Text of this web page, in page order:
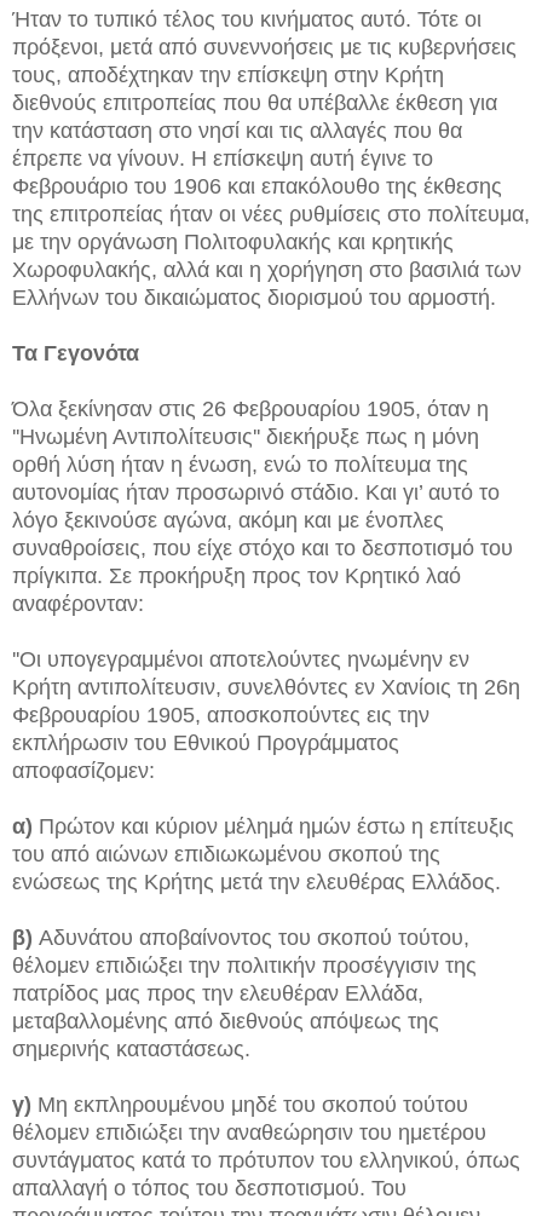
Ήταν το τυπικό τέλος του κινήματος αυτό. Τότε οι
πρόξενοι, μετά από συνεννοήσεις με τις κυβερνήσεις
τους, αποδέχτηκαν την επίσκεψη στην Κρήτη
διεθνούς επιτροπείας που θα υπέβαλλε έκθεση για
την κατάσταση στο νησί και τις αλλαγές που θα
έπρεπε να γίνουν. Η επίσκεψη αυτή έγινε το
Φεβρουάριο του 1906 και επακόλουθο της έκθεσης
της επιτροπείας ήταν οι νέες ρυθμίσεις στο πολίτευμα,
με την οργάνωση Πολιτοφυλακής και κρητικής
Χωροφυλακής, αλλά και η χορήγηση στο βασιλιά των
Ελλήνων του δικαιώματος διορισμού του αρμοστή.
Τα Γεγονότα
Όλα ξεκίνησαν στις 26 Φεβρουαρίου 1905, όταν η
''Ηνωμένη Αντιπολίτευσις'' διεκήρυξε πως η μόνη
ορθή λύση ήταν η ένωση, ενώ το πολίτευμα της
αυτονομίας ήταν προσωρινό στάδιο. Και γι’ αυτό το
λόγο ξεκινούσε αγώνα, ακόμη και με ένοπλες
συναθροίσεις, που είχε στόχο και το δεσποτισμό του
πρίγκιπα. Σε προκήρυξη προς τον Κρητικό λαό
αναφέρονταν:
''Οι υπογεγραμμένοι αποτελούντες ηνωμένην εν
Κρήτη αντιπολίτευσιν, συνελθόντες εν Χανίοις τη 26η
Φεβρουαρίου 1905, αποσκοπούντες εις την
εκπλήρωσιν του Εθνικού Προγράμματος
αποφασίζομεν:
α) Πρώτον και κύριον μέλημά ημών έστω η επίτευξις
του από αιώνων επιδιωκωμένου σκοπού της
ενώσεως της Κρήτης μετά την ελευθέρας Ελλάδος.
β) Αδυνάτου αποβαίνοντος του σκοπού τούτου,
θέλομεν επιδιώξει την πολιτικήν προσέγγισιν της
πατρίδος μας προς την ελευθέραν Ελλάδα,
μεταβαλλομένης από διεθνούς απόψεως της
σημερινής καταστάσεως.
γ) Μη εκπληρουμένου μηδέ του σκοπού τούτου
θέλομεν επιδιώξει την αναθεώρησιν του ημετέρου
συντάγματος κατά το πρότυπον του ελληνικού, όπως
απαλλαγή ο τόπος του δεσποτισμού. Του